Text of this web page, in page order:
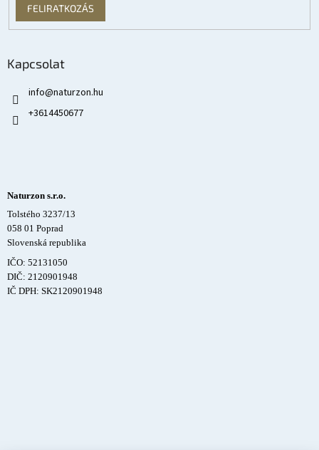
FELIRATKOZÁS
Kapcsolat
info@naturzon.hu
+3614450677
Naturzon s.r.o.
Tolstého 3237/13
058 01 Poprad
Slovenská republika
IČO: 52131050
DIČ: 2120901948
IČ DPH: SK2120901948